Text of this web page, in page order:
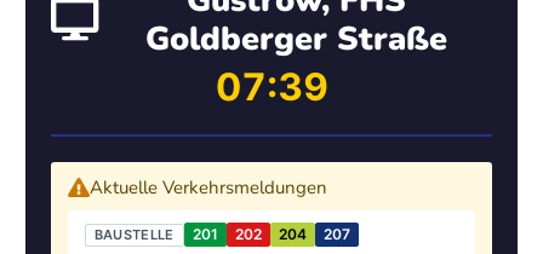
Goldberger Straße
07:39
Aktuelle Verkehrsmeldungen
BAUSTELLE 201 202 204 207